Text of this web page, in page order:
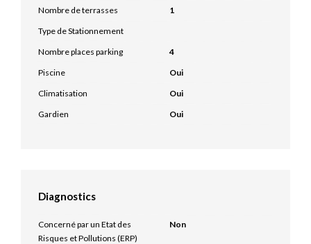
Nombre de terrasses
1
Type de Stationnement
Nombre places parking
4
Piscine
Oui
Climatisation
Oui
Gardien
Oui
Diagnostics
Concerné par un Etat des
Risques et Pollutions (ERP)
Non